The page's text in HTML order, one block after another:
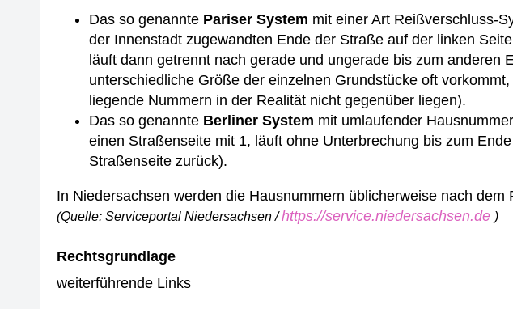
Das so genannte Pariser System mit einer Art Reißverschluss-
der Innenstadt zugewandten Ende der Straße auf der linken
läuft dann getrennt nach gerade und ungerade bis zum anderen
unterschiedliche Größe der einzelnen Grundstücke oft
liegende Nummern in der Realität nicht gegenüber liegen).
Das so genannte Berliner System mit umlaufender
einen Straßenseite mit 1, läuft ohne Unterbrechung bis zum
Straßenseite zurück).
In Niedersachsen werden die Hausnummern üblicherweise nach dem
(Quelle: Serviceportal Niedersachsen /https://service.niedersachsen.de )
Rechtsgrundlage
weiterführende Links